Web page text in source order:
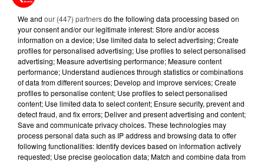
MANGER SAINEMENT COÛTE 25 %
PLUS CHER QU'IL Y A CINQ ANS,
ALERTE L’ONU
5 août 2026
QUELLES SONT LES MARQUES QUI
OFFRENT LE MEILLEUR RAPPORT...
5 août 2026
MOUCHES : LES 5 RÉFLEXES À
ADOPTER POUR ÉVITER
We and our (447) partnersdo the following data processing based on
your consent and/or our legitimate interest: Store and/or access
information on a device; Use limited data to select advertising; Create
profiles for personalised advertising; Use profiles to select personalised
advertising; Measure advertising performance; Measure content
performance; Understand audiences through statistics or combinations
of data from different sources; Develop and improve services; Create
profiles to personalise content; Use profiles to select personalised
content; Use limited data to select content; Ensure security, prevent and
detect fraud, and fix errors; Deliver and present advertising and content;
Save and communicate privacy choices. These technologies may
process personal data such as IP address and browsing data to offer
following functionalities: Identify devices based on information actively
requested; Use precise geolocation data; Match and combine data from